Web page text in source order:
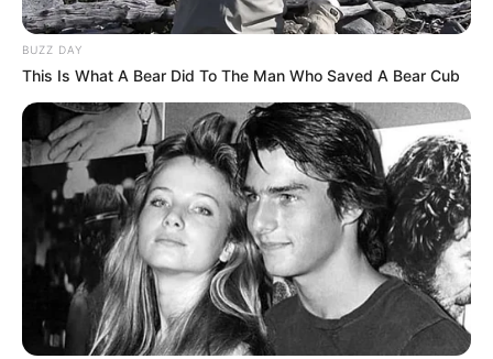
acho muito legal!isso pode azuda o mundo!
NOSSA ACHEI MUITO LINDO…
PODE AJUDA A NATUREZA E O MUNDO E ATÉ AS
PESSOAS!!!
PARABÉNS…..
dani há 16 anos
Nossa muito boa essa idéia!!!!
Luiz Sérgio há 16 anos
BUZZ DAY
This Is What A Bear Did To The Man Who Saved A Bear Cub